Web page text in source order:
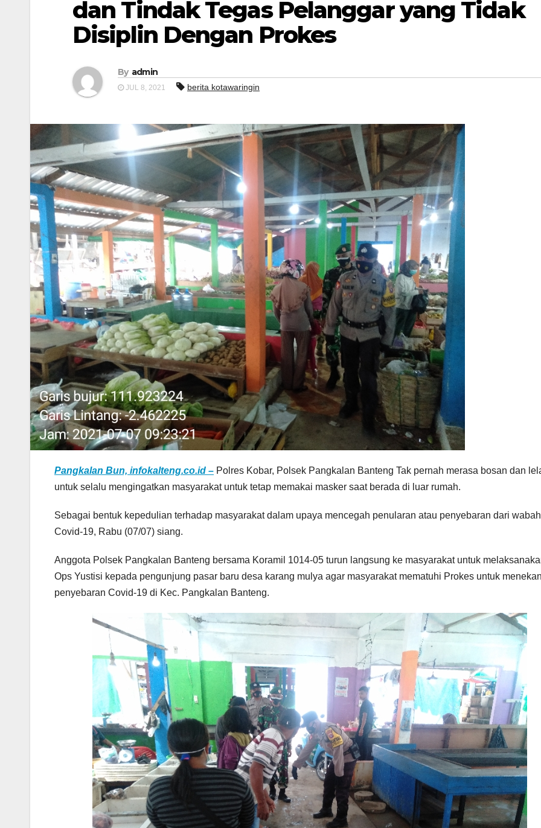
dan Tindak Tegas Pelanggar yang Tidak
Disiplin Dengan Prokes
By admin
JUL 8, 2021 berita kotawaringin
Pangkalan Bun, infokalteng.co.id – Polres Kobar, Polsek Pangkalan Banteng Tak pernah merasa bosan dan
untuk selalu mengingatkan masyarakat untuk tetap memakai masker saat berada di luar rumah.
Sebagai bentuk kepedulian terhadap masyarakat dalam upaya mencegah penularan atau penyebaran dari
Covid-19, Rabu (07/07) siang.
Anggota Polsek Pangkalan Banteng bersama Koramil 1014-05 turun langsung ke masyarakat untuk
Ops Yustisi kepada pengunjung pasar baru desa karang mulya agar masyarakat mematuhi Prokes untuk menekan
penyebaran Covid-19 di Kec. Pangkalan Banteng.